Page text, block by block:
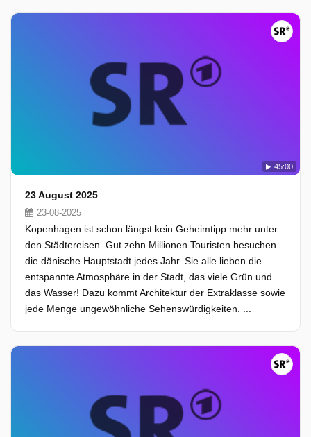
45:00
23 August 2025
23-08-2025
Kopenhagen ist schon längst kein Geheimtipp mehr unter
den Städtereisen. Gut zehn Millionen Touristen besuchen
die dänische Hauptstadt jedes Jahr. Sie alle lieben die
entspannte Atmosphäre in der Stadt, das viele Grün und
das Wasser! Dazu kommt Architektur der Extraklasse sowie
jede Menge ungewöhnliche Sehenswürdigkeiten. ...